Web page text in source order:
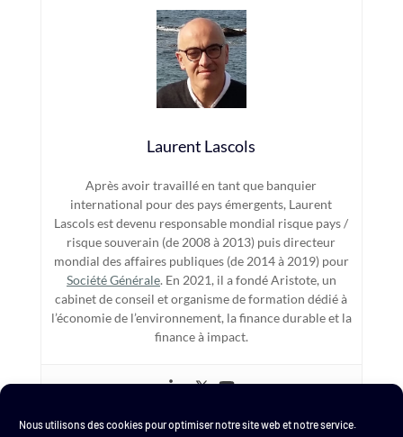
Nous utilisons des cookies pour optimiser notre site web et notre service.
Laurent Lascols
Après avoir travaillé en tant que banquier
international pour des pays émergents, Laurent
Lascols est devenu responsable mondial risque pays /
risque souverain (de 2008 à 2013) puis directeur
mondial des affaires publiques (de 2014 à 2019) pour
Société Générale. En 2021, il a fondé Aristote, un
cabinet de conseil et organisme de formation dédié à
l’économie de l’environnement, la finance durable et la
finance à impact.